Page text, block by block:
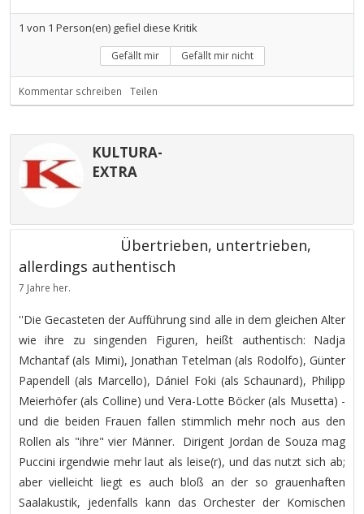
1 von 1 Person(en) gefiel diese Kritik
Gefällt mir Gefällt mir nicht
Kommentar schreiben Teilen
KULTURA-
EXTRA
Übertrieben, untertrieben,
allerdings authentisch
7 Jahre her.
''Die Gecasteten der Aufführung sind alle in dem gleichen Alter
wie ihre zu singenden Figuren, heißt authentisch: Nadja
Mchantaf (als Mimi), Jonathan Tetelman (als Rodolfo), Günter
Papendell (als Marcello), Dániel Foki (als Schaunard), Philipp
Meierhöfer (als Colline) und Vera-Lotte Böcker (als Musetta) -
und die beiden Frauen fallen stimmlich mehr noch aus den
Rollen als "ihre" vier Männer. Dirigent Jordan de Souza mag
Puccini irgendwie mehr laut als leise(r), und das nutzt sich ab;
aber vielleicht liegt es auch bloß an der so grauenhaften
Saalakustik, jedenfalls kann das Orchester der Komischen